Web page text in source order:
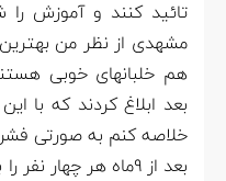
تائید کنند و آموزش
مشهدی از نظر من
هم خلبانهای خوبی
بعد ابلاغ کردند که با
خلاصه کنم به صورتی
بعد از ۹ماه هر چهار